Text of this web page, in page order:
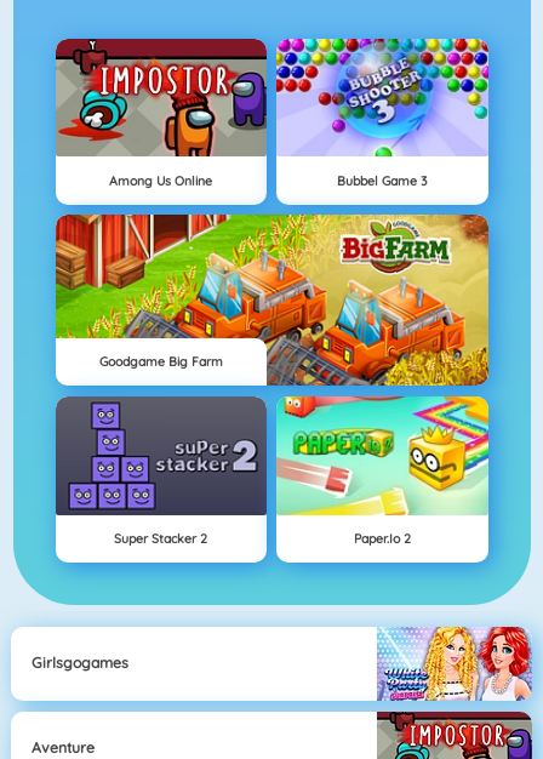
Among Us Online Bubbel Game 3
Goodgame Big Farm
Super Stacker 2 Paper.io 2
Girlsgogames
Aventure